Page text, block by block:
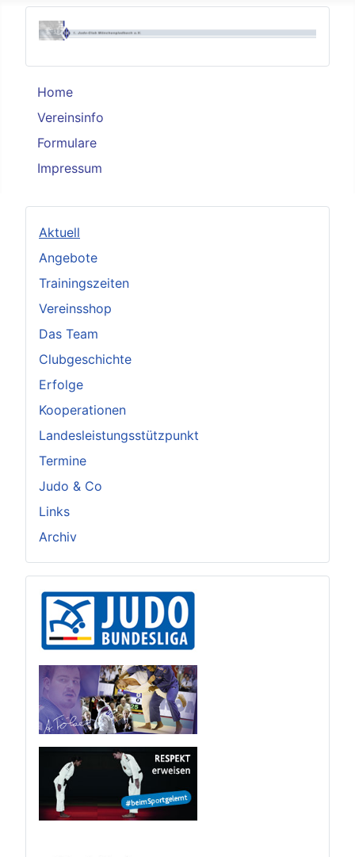
Home
Vereinsinfo
Formulare
Impressum
Aktuell
Angebote
Trainingszeiten
Vereinsshop
Das Team
Clubgeschichte
Erfolge
Kooperationen
Landesleistungsstützpunkt
Termine
Judo & Co
Links
Archiv